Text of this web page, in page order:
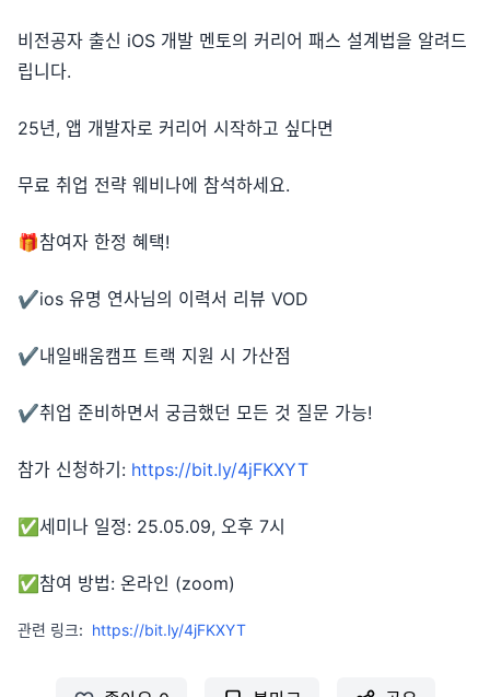
비전공자 출신 iOS 개발 멘토의 커리어 패스 설계법을 알려드
립니다.
25년, 앱 개발자로 커리어 시작하고 싶다면
무료 취업 전략 웨비나에 참석하세요.
🎁참여자 한정 혜택!
✔️ios 유명 연사님의 이력서 리뷰 VOD
✔️내일배움캠프 트랙 지원 시 가산점
✔️취업 준비하면서 궁금했던 모든 것 질문 가능!
참가 신청하기: https://bit.ly/4jFKXYT
✅세미나 일정: 25.05.09, 오후 7시
✅참여 방법: 온라인 (zoom)
관련 링크: https://bit.ly/4jFKXYT